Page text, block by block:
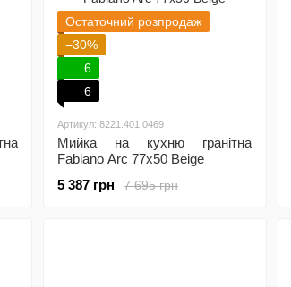
Остаточний розпродаж
−30%
6
6
Артикул: 8221.401.0469
Мийка на кухню гранітна
Fabiano Arc 77x50 Beige
7 695 грн
5 387 грн